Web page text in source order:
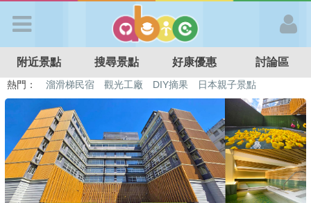
APP登入
首 頁
搜尋景點
附近景點 搜尋景點 好康優惠 討論區
熱門： 溜滑梯民宿 觀光工廠 DIY摘果
日本親子景點
特色遊戲場
親子住房優惠 台北親子餐廳 溫泉泡湯SPA